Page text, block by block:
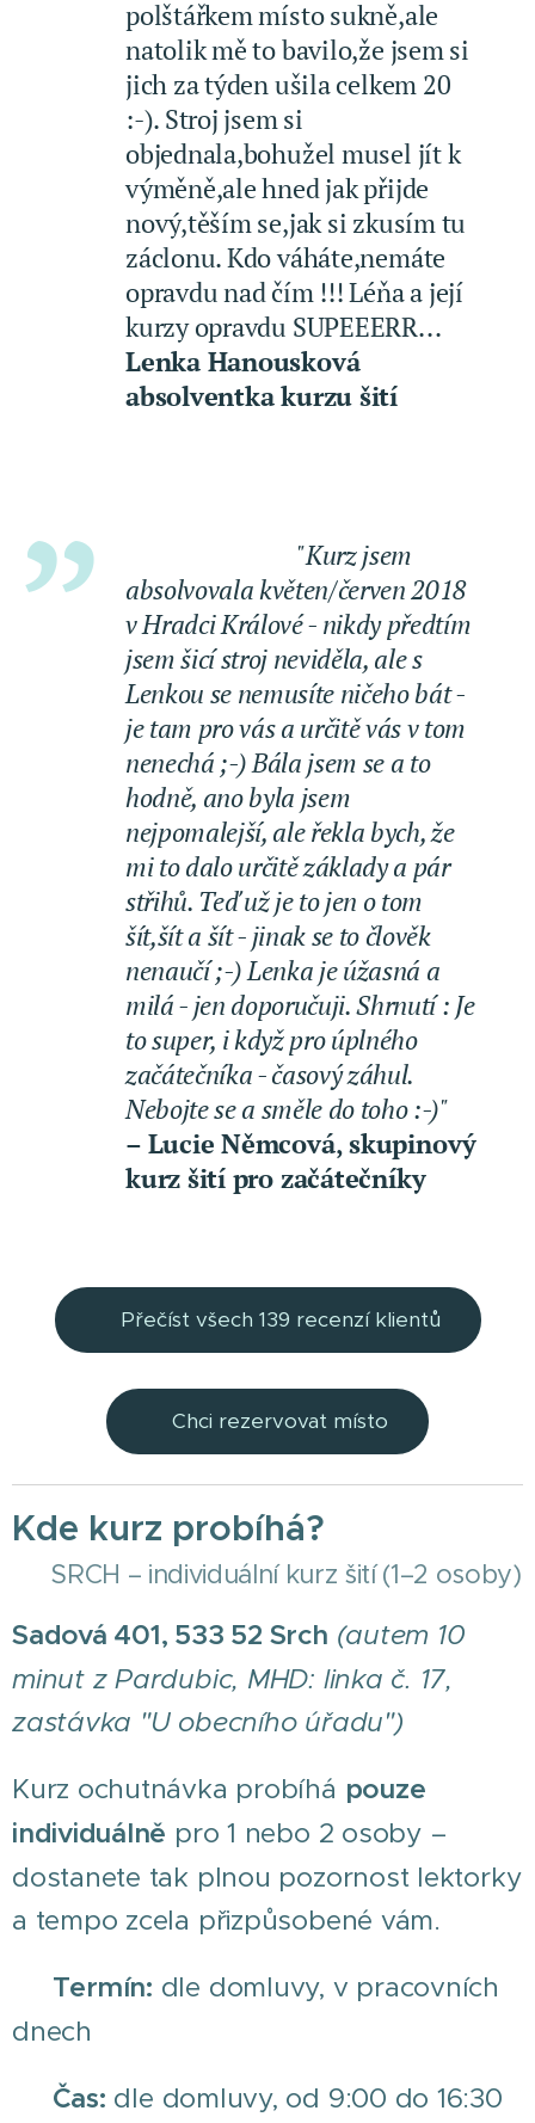
polštářkem místo sukně,ale
natolik mě to bavilo,že jsem si
jich za týden ušila celkem 20
:-). Stroj jsem si
objednala,bohužel musel jít k
výměně,ale hned jak přijde
nový,těším se,jak si zkusím tu
záclonu. Kdo váháte,nemáte
opravdu nad čím !!! Léňa a její
kurzy opravdu SUPEEERR...
Lenka Hanousková
absolventka kurzu šití
"Kurz jsem
absolvovala květen/červen 2018
v Hradci Králové - nikdy předtím
jsem šicí stroj neviděla, ale s
Lenkou se nemusíte ničeho bát -
je tam pro vás a určitě vás v tom
nenechá ;-) Bála jsem se a to
hodně, ano byla jsem
nejpomalejší, ale řekla bych, že
mi to dalo určitě základy a pár
střihů. Teď už je to jen o tom
šít,šít a šít - jinak se to člověk
nenaučí ;-) Lenka je úžasná a
milá - jen doporučuji. Shrnutí : Je
to super, i když pro úplného
začátečníka - časový záhul.
Nebojte se a směle do toho :-)"
– Lucie Němcová, skupinový
kurz šití pro začátečníky
👉Přečíst všech 139 recenzí klientů
👉Chci rezervovat místo
Kde kurz probíhá?
📍 SRCH – individuální kurz šití (1–2 osoby)
Sadová 401, 533 52 Srch (autem 10
minut z Pardubic, MHD: linka č. 17,
zastávka "U obecního úřadu")
Kurz ochutnávka probíhá pouze
individuálně pro 1 nebo 2 osoby –
dostanete tak plnou pozornost lektorky
a tempo zcela přizpůsobené vám.
🕐 Termín: dle domluvy, v pracovních
dnech
⏰ Čas: dle domluvy, od 9:00 do 16:30